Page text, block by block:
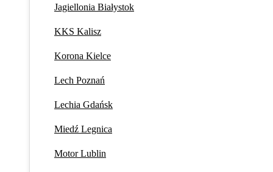
Jagiellonia Białystok
KKS Kalisz
Korona Kielce
Lech Poznań
Lechia Gdańsk
Miedź Legnica
Motor Lublin